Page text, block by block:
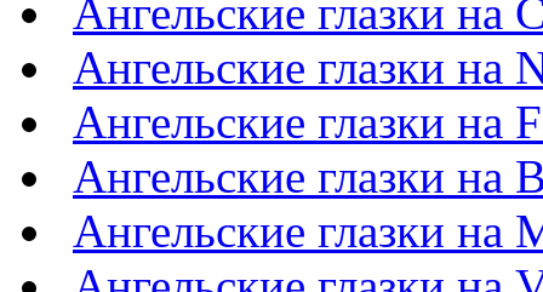
Ангельские глазки на
Ангельские глазки на
Ангельские глазки на
Ангельские глазки на
Ангельские глазки на